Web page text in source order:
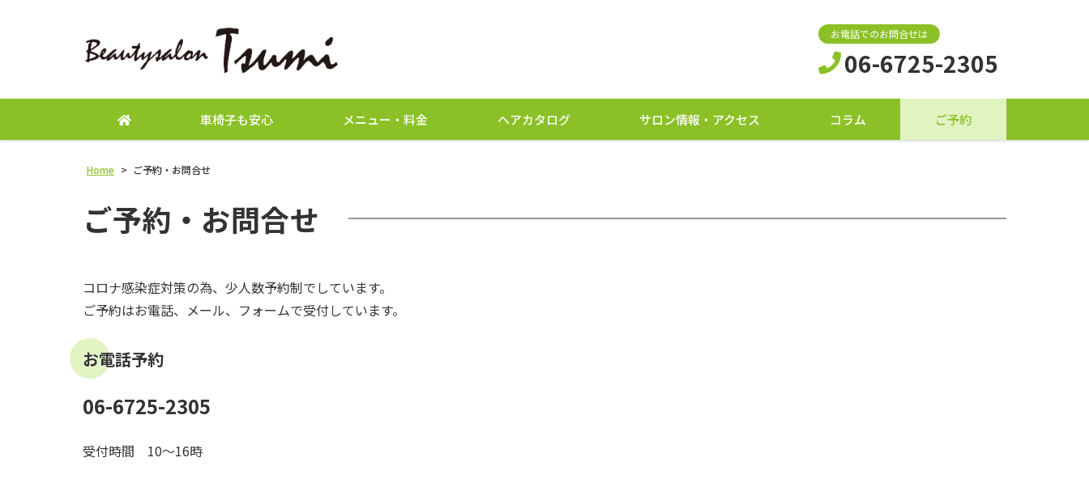
お電話でのお問合せは
06-6725-2305
車椅子も安心 メニュー・料金 ヘアカタログ サロン情報・アクセス コラム ご予約
Home > ご予約・お問合せ
ご予約・お問合せ
コロナ感染症対策の為、少人数予約制でしています。
ご予約はお電話、メール、フォームで受付しています。
お電話予約
06-6725-2305
受付時間 10～16時